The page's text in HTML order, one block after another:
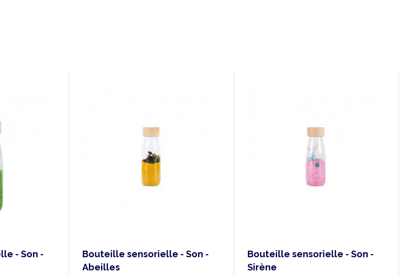
- Son -
Bouteille sensorielle - Son -
Abeilles
Bouteille sensorielle - Son -
Sirène